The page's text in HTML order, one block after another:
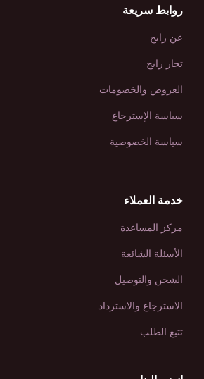
روابط سريعة
عن رابح
تجار رابح
العروض والخصومات
سياسة الإسترجاع
سياسة الخصوصية
خدمة العملاء
مركز المساعدة
الأسئلة الشائعة
الشحن والتوصيل
الاسترجاع والاسترداد
تتبع الطلب